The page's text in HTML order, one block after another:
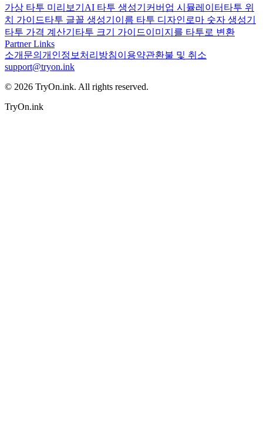
가상 타투 미리보기 AI 타투 생성기 커버업 시뮬레이터 타투 위
치 가이드타투 글꼴 생성기 이름 타투 디자인 로마 숫자 생성기
타투 가격 계산기 타투 크기 가이드이미지를 타투로 변환
Partner Links
소개 문의 개인정보처리방침이용약관환불 및 취소
support@tryon.ink
© 2026 TryOn.ink. All rights reserved.
TryOn.ink